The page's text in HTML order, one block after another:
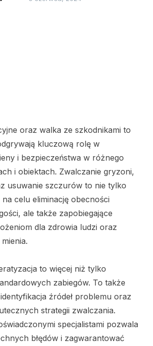
oraz walka ze szkodnikami to
kluczową rolę w
i bezpieczeństwa w różnego
i obiektach. Zwalczanie gryzoni,
usuwanie szczurów to nie tylko
na celu eliminację obecności
ale także zapobiegające
dla zdrowia ludzi oraz
to więcej niż tylko
zabiegów. To także
źródeł problemu oraz
strategii zwalczania.
specjalistami pozwala
błędów i zagwarantować